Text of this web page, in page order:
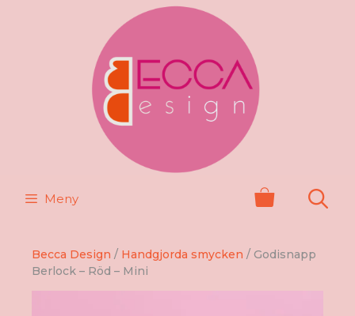
Meny
Becca Design / Handgjorda smycken / Godisnapp
Berlock – Röd – Mini